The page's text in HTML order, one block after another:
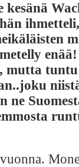
kesänä
tuntu
ne